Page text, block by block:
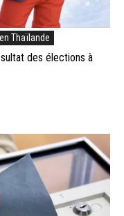
Thaïlande
des élections à